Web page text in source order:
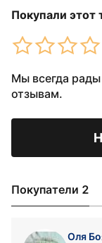
Покупали этот
Мы всегда
отзывам.
Покупатели 2
Оля